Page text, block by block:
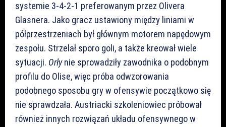
systemie 3-4-2-1 preferowanym przez Olivera
Glasnera. Jako gracz ustawiony między liniami w
półprzestrzeniach był głównym motorem napędowym
zespołu. Strzelał sporo goli, a także kreował wiele
sytuacji. Orłynie sprowadziły zawodnika o podobnym
profilu do Olise, więc próba odwzorowania
podobnego sposobu gry w ofensywie początkowo się
nie sprawdzała. Austriacki szkoleniowiec próbował
również innych rozwiązań układu ofensywnego w